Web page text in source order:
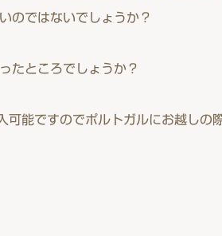
のではないでしょうか？
たところでしょうか？
能ですのでポルトガルにお越しの